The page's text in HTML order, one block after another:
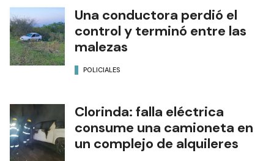
Una conductora perdió el
control y terminó entre las
malezas
POLICIALES
Clorinda: falla eléctrica
consume una camioneta en
un complejo de alquileres